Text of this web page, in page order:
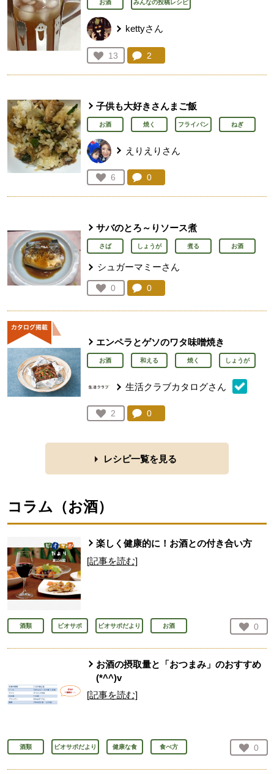
お酒 みんなの投稿レシピ
kettyさん
お気に入り登録：
13
人が登録
コメント：
2
子供も大好きさんまご飯
お酒 焼く フライパン ねぎ
えりえりさん
お気に入り登録：
6
人が登録
コメント：
0
サバのとろ～りソース煮
さば しょうが 煮る お酒
シュガーマミーさん
お気に入り登録：
0
人が登録
コメント：
0
エンペラとゲソのワタ味噌焼き
お酒 和える 焼く しょうが
生活クラブカタログさん
お気に入り登録：
2
人が登録
コメント：
0
レシピ一覧を見る
コラム（お酒）
楽しく健康的に！お酒との付き合い方
[記事を読む]
酒類 ビオサポ ビオサポだより お酒 お気
0
人
お酒の摂取量と「おつまみ」のおすすめ
(*^^)v
[記事を読む]
酒類 ビオサポだより 健康な食 食べ方 お気
0
人